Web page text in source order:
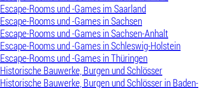
Escape-Rooms und -Games im Saarland
Escape-Rooms und -Games in Sachsen
Escape-Rooms und -Games in Sachsen-Anhalt
Escape-Rooms und -Games in Schleswig-Holstein
Escape-Rooms und -Games in Thüringen
Historische Bauwerke, Burgen und Schlösser
Historische Bauwerke, Burgen und Schlösser in Baden-